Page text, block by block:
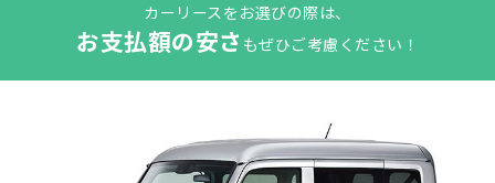
カーリースをお選びの際は、
お支払額の安さ もぜひご考慮ください！